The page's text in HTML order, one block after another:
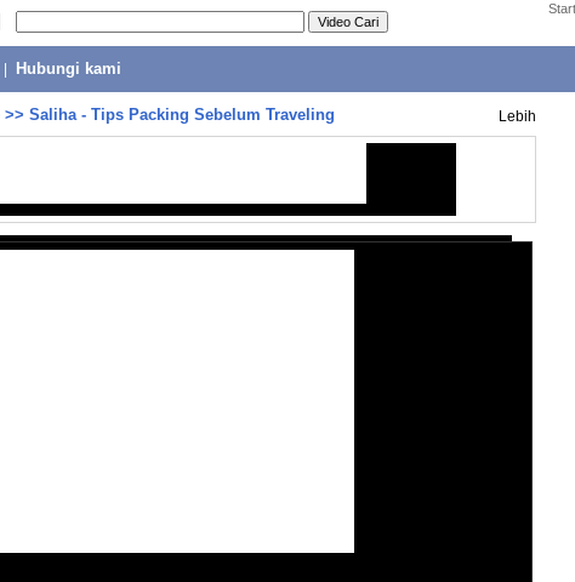
Hubungi kami
>> Saliha - Tips Packing Sebelum Traveling Lebih